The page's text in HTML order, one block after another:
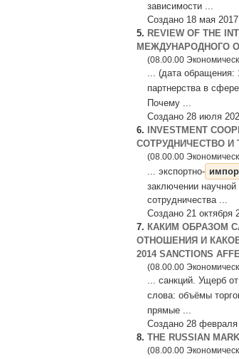
зависимости ...
Создано 18 мая 2017
5. REVIEW OF THE
МЕЖДУНАРОДНОГО
(08.00.00
... (дата обращения:
партнерства в сфере
Почему ...
Создано 28 июля
6.
INVESTMENT
СОТРУДНИЧЕСТВО И
(08.00.00
... экспортно-
заключении
сотрудничества ...
Создано 21 октября
7. КАКИМ ОБРАЗОМ
ОТНОШЕНИЯ И
2014 SANCTIONS
(08.00.00
... санкций. Ущерб
слова: объёмы
прямые ...
Создано 28 февраля
8. THE RUSSIAN
(08.00.00